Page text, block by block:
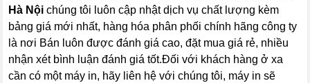
Hà Nội chúng tôi luôn cập nhật dịch vụ chất lượng kèm
bảng giá mới nhất, hàng hóa phân phối chính hãng công ty
là nơi Bán luôn được đánh giá cao, đặt mua giá rẻ, nhiều
nhận xét bình luận đánh giá tốt.Đối với khách hàng ở xa
cần có một máy in, hãy liên hệ với chúng tôi, máy in sẽ